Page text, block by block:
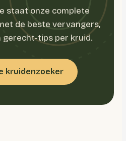
staat onze complete
de beste vervangers,
gerecht-tips per kruid.
kruidenzoeker